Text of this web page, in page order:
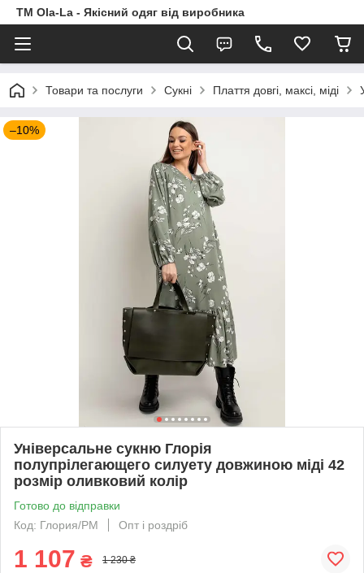
TM Ola-La - Якісний одяг від виробника
Товари та послуги Сукні Плаття довгі, максі, міді
–10%
Універсальне сукню Глорія
полупрілегающего силуету довжиною міді 42
розмір оливковий колір
Готово до відправки
Код: Глория/РМ
Опт і роздріб
1 107 ₴ 1 230 ₴